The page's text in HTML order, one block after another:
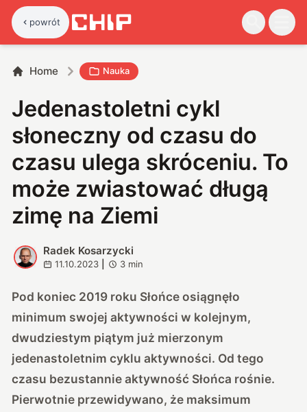
powrót
Home Nauka
Jedenastoletni cykl
słoneczny od czasu do
czasu ulega skróceniu. To
może zwiastować długą
zimę na Ziemi
R
Radek Kosarzycki
11.10.2023 3 min
Pod koniec 2019 roku Słońce osiągnęło
minimum swojej aktywności w kolejnym,
dwudziestym piątym już mierzonym
jedenastoletnim cyklu aktywności. Od tego
czasu bezustannie aktywność Słońca rośnie.
Pierwotnie przewidywano, że maksimum